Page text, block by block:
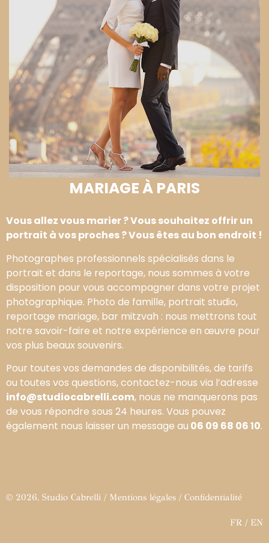
MARIAGE À PARIS
Vous allez vous marier ? Vous souhaitez offrir un
portrait à vos proches ? Vous êtes au bon endroit !
Photographes professionnels spécialisés dans le
portrait et dans le reportage, nous sommes à votre
disposition pour vous accompagner dans votre projet
photographique. Photo de famille, portrait studio,
reportage mariage, bar mitzvah : nous mettrons tout
notre savoir-faire et notre expérience en œuvre pour
vos plus beaux souvenirs.
Pour toutes vos demandes de disponibilités, de tarifs
ou toutes vos questions, contactez-nous via l’adresse
info@studiocabrelli.com, nous ne manquerons pas
de vous répondre sous 24 heures. Vous pouvez
également nous laisser un message au 06 09 68 06 10.
© 2026, Studio Cabrelli / Mentions légales / Confidentialité
FR / EN